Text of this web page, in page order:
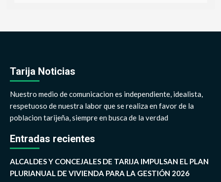
Tarija Noticias
Nuestro medio de comunicacion es independiente, idealista,
respetuoso de nuestra labor que se realiza en favor de la
poblacion tarijeña, siempre en busca de la verdad
Entradas recientes
ALCALDES Y CONCEJALES DE TARIJA IMPULSAN EL PLAN
PLURIANUAL DE VIVIENDA PARA LA GESTIÓN 2026